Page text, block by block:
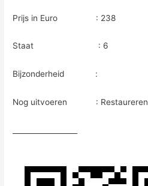
Prijs in Euro : 238
Staat : 6
Bijzonderheid :
Nog uitvoeren : Restaureren